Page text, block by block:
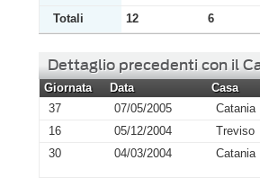
Totali
12 6
Dettaglio precedenti con il
Giornata Data Casa
37
07/05/2005 Catania
16
05/12/2004 Treviso
30
04/03/2004 Catania